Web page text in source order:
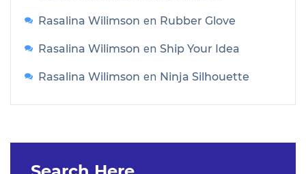
Rasalina Wilimson en Rubber Glove
Rasalina Wilimson en Ship Your Idea
Rasalina Wilimson en Ninja Silhouette